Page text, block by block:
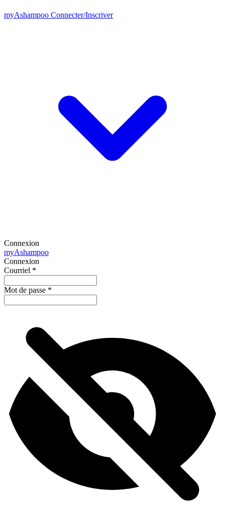
myAshampoo Connecter/Inscriver
Connexion
myAshampoo
Connexion
Courriel *
Mot de passe *